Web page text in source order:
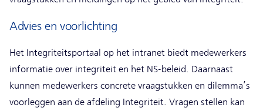
Advies en voorlichting
Het Integriteitsportaal op het intranet biedt medewerkers
informatie over integriteit en het NS-beleid. Daarnaast
kunnen medewerkers concrete vraagstukken en dilemma’s
voorleggen aan de afdeling Integriteit. Vragen stellen kan